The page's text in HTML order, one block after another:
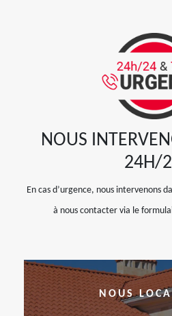
NOUS
24H/
En cas d’urgence, nous intervenons
à nous contacter via le
NOUS